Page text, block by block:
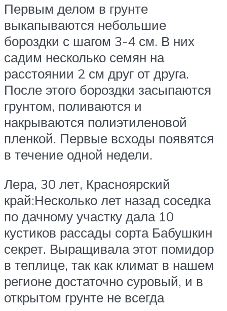
Первым делом в грунте
выкапываются небольшие
бороздки с шагом 3-4 см. В них
садим несколько семян на
расстоянии 2 см друг от друга.
После этого бороздки засыпаются
грунтом, поливаются и
накрываются полиэтиленовой
пленкой. Первые всходы появятся
в течение одной недели.
Лера, 30 лет, Красноярский
край:Несколько лет назад соседка
по дачному участку дала 10
кустиков рассады сорта Бабушкин
секрет. Выращивала этот помидор
в теплице, так как климат в нашем
регионе достаточно суровый, и в
открытом грунте не всегда